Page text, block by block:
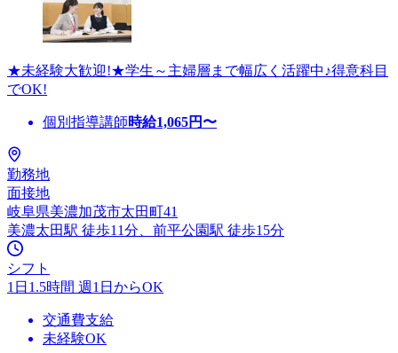
★未経験大歓迎!★学生～主婦層まで幅広く活躍中♪得意科目
でOK!
個別指導講師時給1,065円〜
勤務地
面接地
岐阜県美濃加茂市太田町41
美濃太田駅 徒歩11分、前平公園駅 徒歩15分
シフト
1日1.5時間 週1日からOK
交通費支給
未経験OK